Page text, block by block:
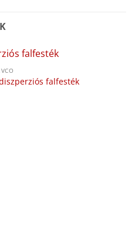
falfesték